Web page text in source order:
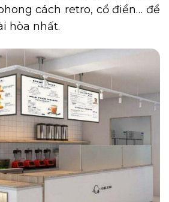
cách retro, cổ điển… để
hòa nhất.